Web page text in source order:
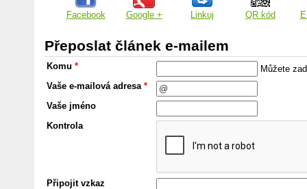
Facebook Google + Linkuj QR kód
Přeposlat článek e-mailem
Komu *
Můžete
Vaše e-mailová adresa *
Vaše jméno
Kontrola
Připojit vzkaz